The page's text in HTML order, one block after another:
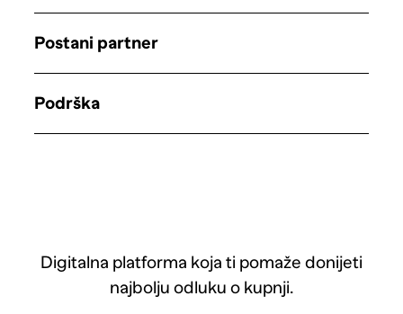
Digitalna platforma koja ti pomaže donijeti
najbolju odluku o kupnji.
Postani partner
Podrška